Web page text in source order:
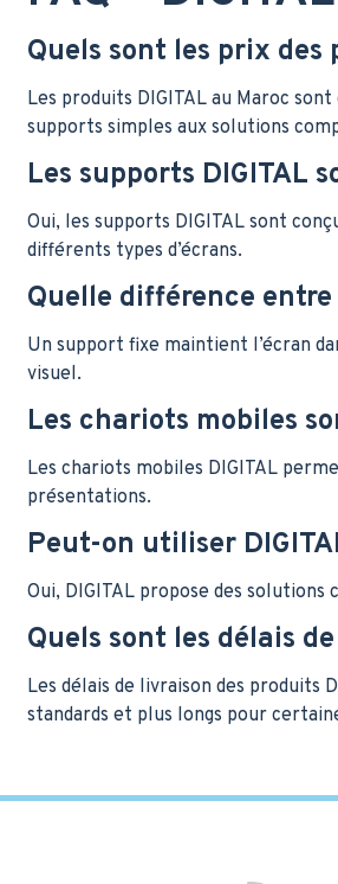
Quels sont les prix des
Les produits DIGITAL au Maroc
supports simples aux solutions
Les supports DIGITAL
Oui, les supports DIGITAL sont
différents types d’écrans.
Quelle différence
Un support fixe maintient l’écran
visuel.
Les chariots mobiles
Les chariots mobiles DIGITAL
présentations.
Peut-on utiliser
Oui, DIGITAL propose des
Quels sont les délais
Les délais de livraison des produits
standards et plus longs pour